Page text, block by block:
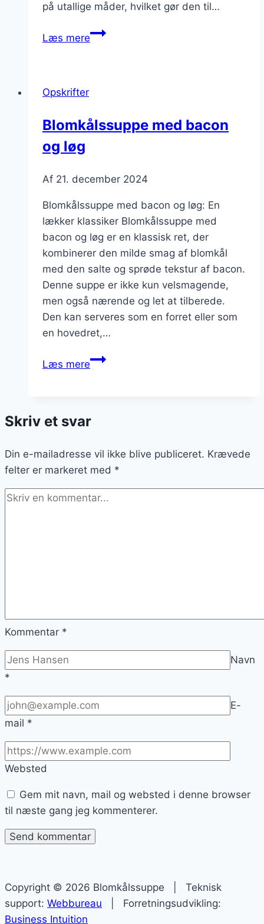
på utallige måder, hvilket gør den til…
Læs mereBlomkålssuppe
Opskrifter
Blomkålssuppe med bacon
og løg
Af 21. december 2024
Blomkålssuppe med bacon og løg: En
lækker klassiker Blomkålssuppe med
bacon og løg er en klassisk ret, der
kombinerer den milde smag af blomkål
med den salte og sprøde tekstur af bacon.
Denne suppe er ikke kun velsmagende,
men også nærende og let at tilberede.
Den kan serveres som en forret eller som
en hovedret,…
Læs mereBlomkålssuppe
løg
Skriv et svar
Din e-mailadresse vil ikke blive publiceret. Krævede
felter er markeret med *
Kommentar *
Navn
*
E-
mail *
Websted
Gem mit navn, mail og websted i denne browser
til næste gang jeg kommenterer.
Copyright © 2026 Blomkålssuppe | Teknisk
support: Webbureau | Forretningsudvikling:
Business Intuition